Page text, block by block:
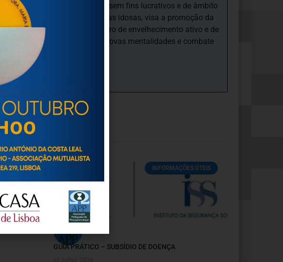
de Solidariedade Social sem fins lucrativos e de âmbito
envelhecimento e às pessoas idosas, visa a promoção da
pessoas idosas, num quadro de envelhecimento ativo e de
todas as idades, promove novas mentalidades e combate
SOCIAL INFORMAÇÕES ÚTEIS
GUIA PRÁTICO – SUBSÍDIO DE DOENÇA